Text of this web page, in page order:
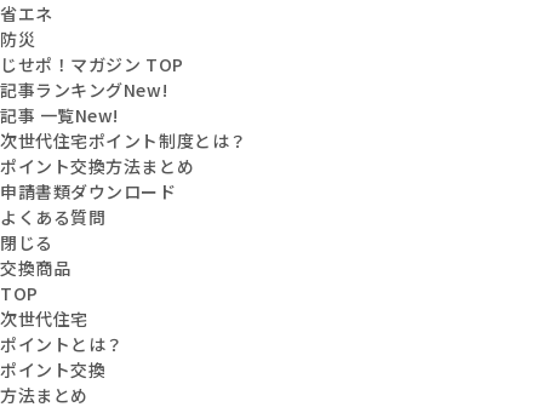
省エネ
防災
じせポ！マガジン TOP
記事ランキングNew!
記事 一覧New!
次世代住宅ポイント制度とは？
ポイント交換方法まとめ
申請書類ダウンロード
よくある質問
閉じる
交換商品
TOP
次世代住宅
ポイントとは？
ポイント交換
方法まとめ